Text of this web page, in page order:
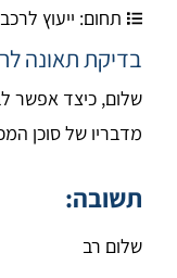
תחום: ייעוץ לרכב
בדיקת תאונה
שלום, כיצד אפשר
מדבריו של סוכן
תשובה:
שלום רב